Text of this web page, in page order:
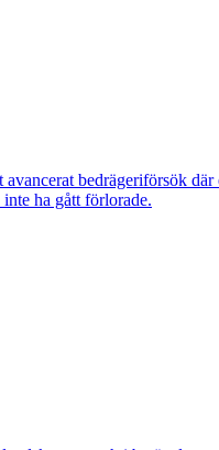
bedrägeriförsök
ha gått förlorade.